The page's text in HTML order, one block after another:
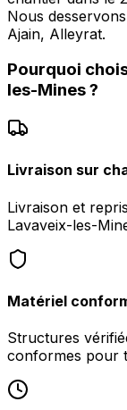
Nous
Ajain, Alleyrat.
Pourquoi
les-Mines?
Livraison sur
Livraison et
Lavaveix-les-
Matériel
Structures
conformes pour